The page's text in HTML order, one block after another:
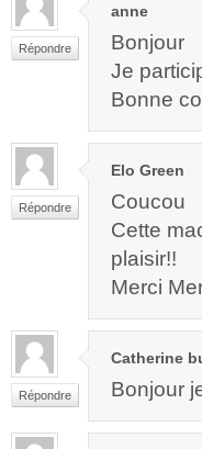
Répondre
anne
Bonjour
Je
Bonne
Répondre
Elo Green
Coucou
Cette
plaisir!!
Merci
Répondre
Catherine
Bonjour